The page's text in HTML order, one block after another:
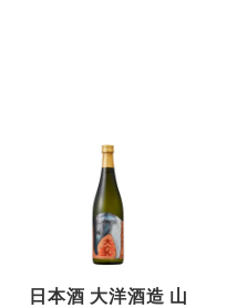
日本酒 大洋酒造 山